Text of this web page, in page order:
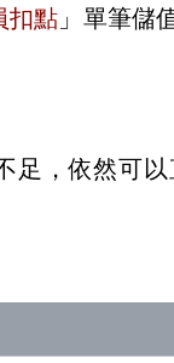
扣點 」單筆儲
足，依然可